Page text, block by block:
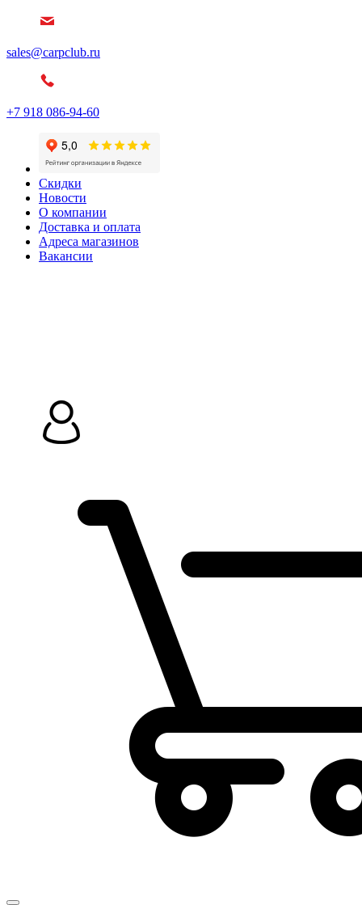
sales@carpclub.ru
+7 918 086-94-60
Скидки
Новости
О компании
Доставка и оплата
Адреса магазинов
Вакансии